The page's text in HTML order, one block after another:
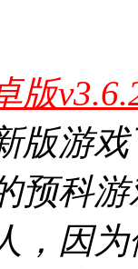
版
版游
预科
，因